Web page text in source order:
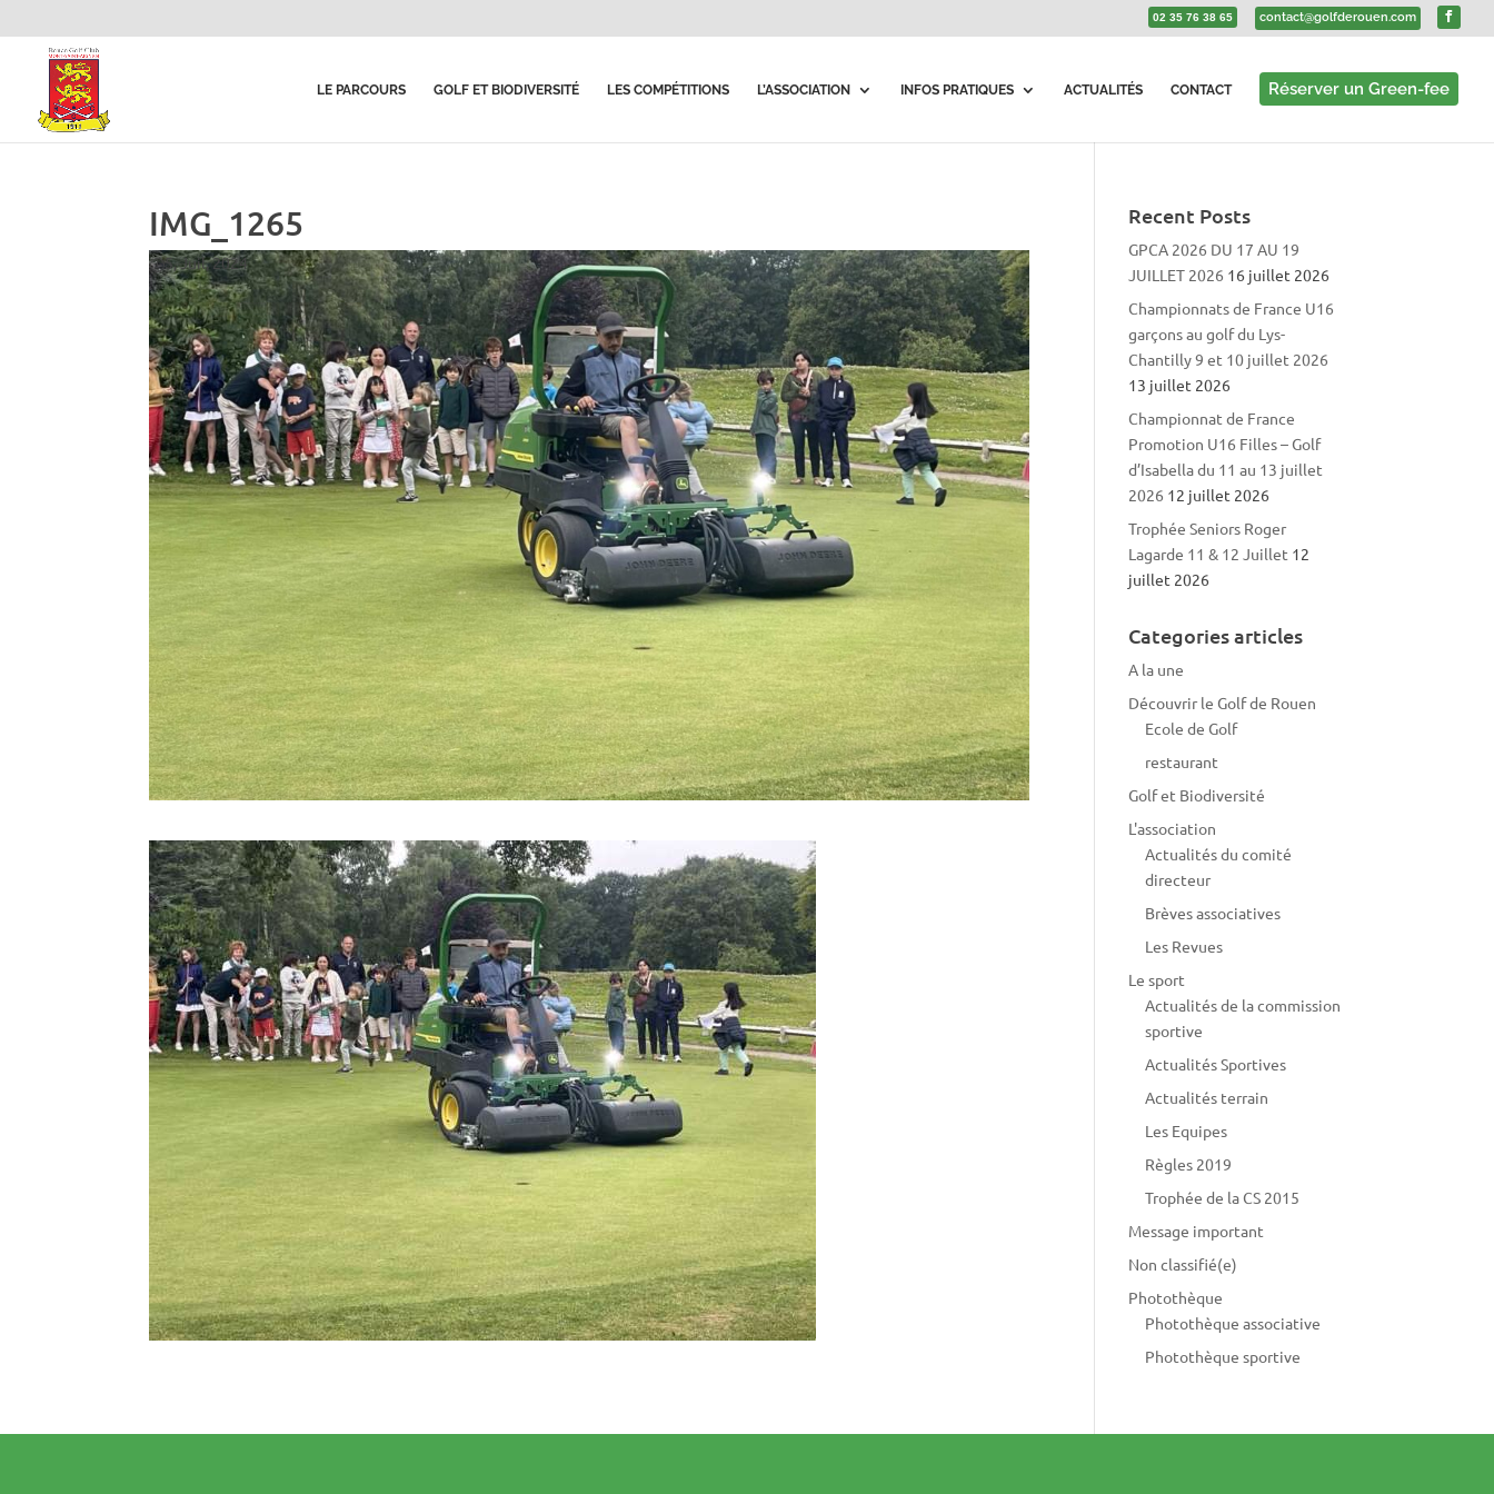
02 35 76 38 65 contact@golfderouen.com
LE PARCOURS GOLF ET BIODIVERSITÉ LES COMPÉTITIONS L’ASSOCIATION INFOS PRATIQUES ACTUALITÉS CONTACT Réserver un Green-fee
IMG_1265
5, Juil, 2024
Recent Posts
GPCA 2026 DU 17 AU 19
JUILLET 2026 16 juillet 2026
Championnats de France U16
garçons au golf du Lys-
Chantilly 9 et 10 juillet 2026
13 juillet 2026
Championnat de France
Promotion U16 Filles – Golf
d’Isabella du 11 au 13 juillet
2026 12 juillet 2026
Trophée Seniors Roger
Lagarde 11 & 12 Juillet 12
juillet 2026
Categories articles
A la une
Découvrir le Golf de Rouen
Ecole de Golf
restaurant
Golf et Biodiversité
L'association
Actualités du comité
directeur
Brèves associatives
Les Revues
Le sport
Actualités de la commission
sportive
Actualités Sportives
Actualités terrain
Les Equipes
Règles 2019
Trophée de la CS 2015
Message important
Non classifié(e)
Photothèque
Photothèque associative
Photothèque sportive